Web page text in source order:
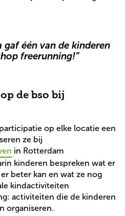
gaf één van de kinderen
freerunning!”
de bso bij
op elke locatie een
ze bij
in Rotterdam
kinderen bespreken wat er
beter kan en wat ze nog
kindactiviteiten
activiteiten die de kinderen
organiseren.